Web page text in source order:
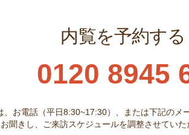
内覧を予約する
0120 8945
、お電話（平日8:30~17:30）、または下記のメ
聞きし、ご来訪スケジュールを調整させてい